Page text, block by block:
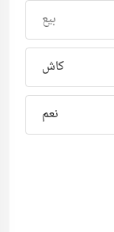
بيع
كاش
نعم